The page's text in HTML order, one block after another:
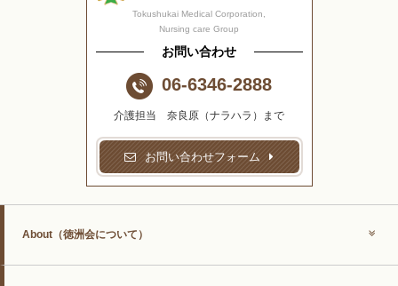
Tokushukai Medical Corporation,
Nursing care Group
お問い合わせ
06-6346-2888
介護担当 奈良原（ナラハラ）まで
お問い合わせフォーム
About （徳洲会について）